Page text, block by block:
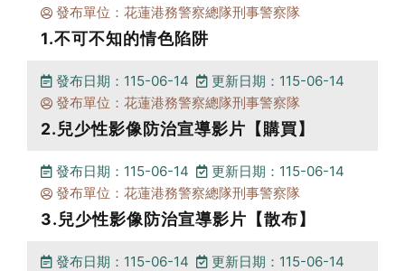
發布單位：花蓮港務警察總隊刑事警察隊
1.不可不知的情色陷阱
發布日期：115-06-14
更新日期：115-06-14
發布單位：花蓮港務警察總隊刑事警察隊
2.兒少性影像防治宣導影片【購買】
發布日期：115-06-14
更新日期：115-06-14
發布單位：花蓮港務警察總隊刑事警察隊
3.兒少性影像防治宣導影片【散布】
發布日期：115-06-14
更新日期：115-06-14